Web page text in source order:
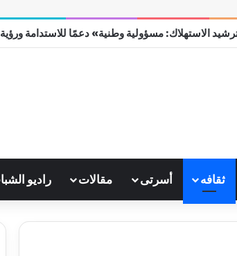
الاستهلاك: مسؤولية وطنية» دعمًا للاستدامة ورؤية
ثقافه أسرتى مقالات راديو